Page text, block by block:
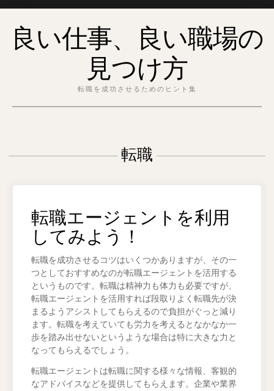
content良い仕事、良い職場の
見つけ方
転職を成功させるためのヒント集
転職
転職エージェントを利用
してみよう！
転職を成功させるコツはいくつかありますが、その一
つとしておすすめなのが転職エージェントを活用する
というものです。転職は精神力も体力も必要ですが、
転職エージェントを活用すれば段取りよく転職先が決
まるようアシストしてもらえるので負担がぐっと減り
ます。転職を考えていても労力を考えるとなかなか一
歩を踏み出せないというような場合は特に大きな力と
なってもらえるでしょう。
転職エージェントは転職に関する様々な情報、客観的
なアドバイスなどを提供してもらえます。企業や業界